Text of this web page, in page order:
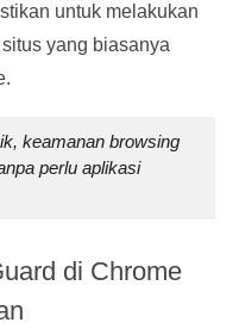
untuk melakukan
yang biasanya
keamanan browsing
perlu aplikasi
di Chrome